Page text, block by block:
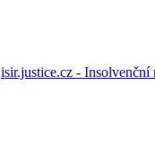
isir.justice.cz - Insolvenční